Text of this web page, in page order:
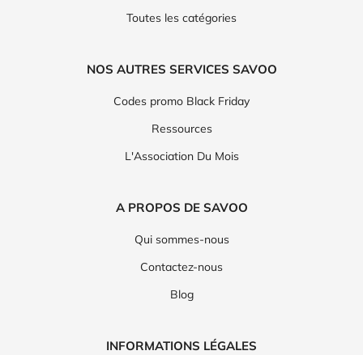
Toutes les catégories
NOS AUTRES SERVICES SAVOO
Codes promo Black Friday
Ressources
L'Association Du Mois
A PROPOS DE SAVOO
Qui sommes-nous
Contactez-nous
Blog
INFORMATIONS LÉGALES